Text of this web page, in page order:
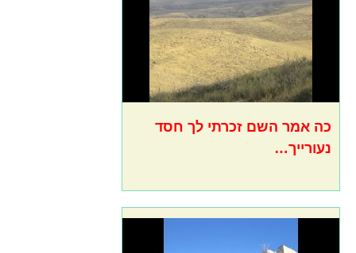
כה אמר השם זכרתי לך חסד
נעורייך…